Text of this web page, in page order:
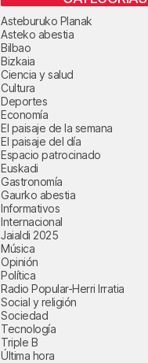
Asteburuko Planak
Asteko abestia
Bilbao
Bizkaia
Ciencia y salud
Cultura
Deportes
Economía
El paisaje de la semana
El paisaje del día
Espacio patrocinado
Euskadi
Gastronomía
Gaurko abestia
Informativos
Internacional
Jaialdi 2025
Música
Opinión
Política
Radio Popular-Herri Irratia
Social y religión
Sociedad
Tecnología
Triple B
Última hora